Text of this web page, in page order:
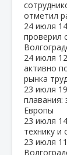
отметил
24 июля
проверил
24 июля
активно
рынка
23 июля
плавания:
Европы
23 июля
технику
23 июля